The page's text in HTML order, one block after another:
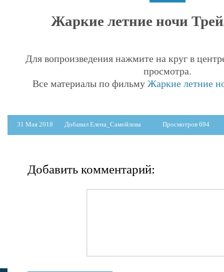
Жаркие летние ночи
Для вопроизведения нажмите на круг в
просмотра.
Все материалы по фильмуЖаркие летние
31 Мая 2018 Добавил Елена_Самойлова Просмотров 694
Добавить комментарий: